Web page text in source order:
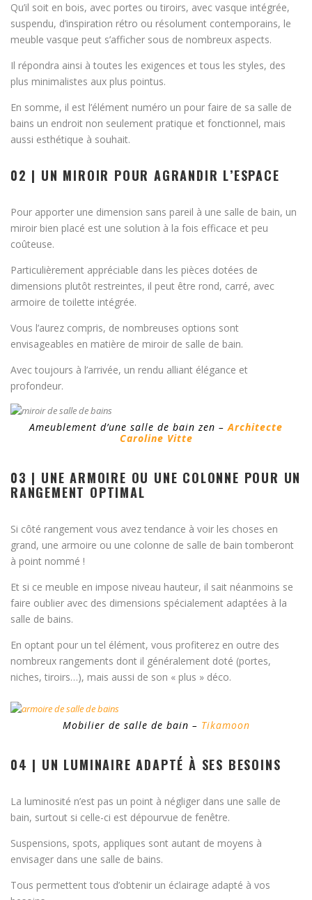
Qu’il soit en bois, avec portes ou tiroirs, avec vasque intégrée,
suspendu, d’inspiration rétro ou résolument contemporains, le
meuble vasque peut s’afficher sous de nombreux aspects.
Il répondra ainsi à toutes les exigences et tous les styles, des
plus minimalistes aux plus pointus.
En somme, il est l’élément numéro un pour faire de sa salle de
bains un endroit non seulement pratique et fonctionnel, mais
aussi esthétique à souhait.
02 | UN MIROIR POUR AGRANDIR L’ESPACE
Pour apporter une dimension sans pareil à une salle de bain, un
miroir bien placé est une solution à la fois efficace et peu
coûteuse.
Particulièrement appréciable dans les pièces dotées de
dimensions plutôt restreintes, il peut être rond, carré, avec
armoire de toilette intégrée.
Vous l’aurez compris, de nombreuses options sont
envisageables en matière de miroir de salle de bain.
Avec toujours à l’arrivée, un rendu alliant élégance et
profondeur.
Ameublement d’une salle de bain zen –Architecte
Caroline Vitte
03 | UNE ARMOIRE OU UNE COLONNE POUR UN
RANGEMENT OPTIMAL
Si côté rangement vous avez tendance à voir les choses en
grand, une armoire ou une colonne de salle de bain tomberont
à point nommé !
Et si ce meuble en impose niveau hauteur, il sait néanmoins se
faire oublier avec des dimensions spécialement adaptées à la
salle de bains.
En optant pour un tel élément, vous profiterez en outre des
nombreux rangements dont il généralement doté (portes,
niches, tiroirs…), mais aussi de son « plus » déco.
Mobilier de salle de bain – Tikamoon
04 | UN LUMINAIRE ADAPTÉ À SES BESOINS
La luminosité n’est pas un point à négliger dans une salle de
bain, surtout si celle-ci est dépourvue de fenêtre.
Suspensions, spots, appliques sont autant de moyens à
envisager dans une salle de bains.
Tous permettent tous d’obtenir un éclairage adapté à vos